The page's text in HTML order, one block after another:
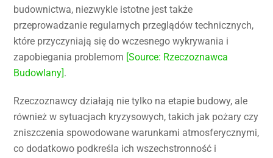
budownictwa, niezwykle istotne jest także
przeprowadzanie regularnych przeglądów technicznych,
które przyczyniają się do wczesnego wykrywania i
zapobiegania problemom [Source: Rzeczoznawca
Budowlany].
Rzeczoznawcy działają nie tylko na etapie budowy, ale
również w sytuacjach kryzysowych, takich jak pożary czy
zniszczenia spowodowane warunkami atmosferycznymi,
co dodatkowo podkreśla ich wszechstronność i